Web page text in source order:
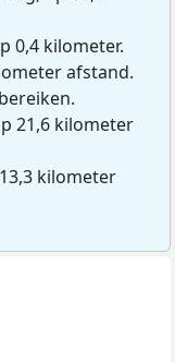
0,4 kilometer.
afstand.
21,6 kilometer
kilometer